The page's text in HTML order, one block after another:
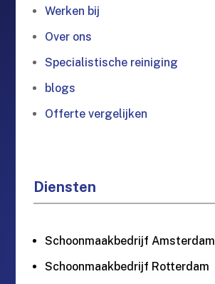
Werken bij
Over ons
Specialistische reiniging
blogs
Offerte vergelijken
Diensten
Schoonmaakbedrijf Amsterdam
Schoonmaakbedrijf Rotterdam